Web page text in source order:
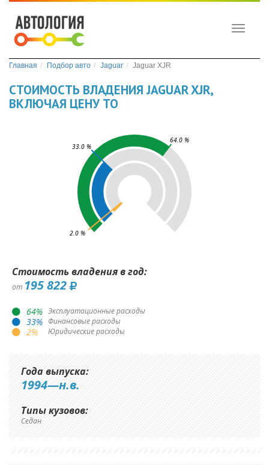
Toggle
Главная Подбор авто Jaguar Jaguar XJR
СТОИМОСТЬ ВЛАДЕНИЯ JAGUAR XJR,
ВКЛЮЧАЯ ЦЕНУ ТО
64.0 %
33.0 %
2.0 %
Стоимость владения в год:
от 195 822
64% Эксплуатационные расходы
33% Финансовые расходы
2% Юридические расходы
Года выпуска:
1994—н.в.
Типы кузовов:
Седан